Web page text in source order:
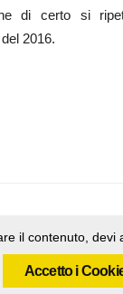
di certo si
2016.
il contenuto, devi
Accetto i